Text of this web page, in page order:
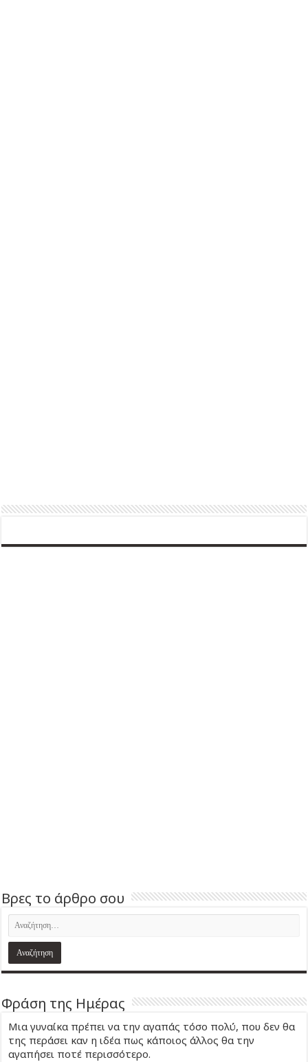
Βρες το άρθρο σου
Φράση της Ημέρας
Μια γυναίκα πρέπει να την αγαπάς τόσο πολύ, που δεν θα
της περάσει καν η ιδέα πως κάποιος άλλος θα την
αγαπήσει ποτέ περισσότερο.